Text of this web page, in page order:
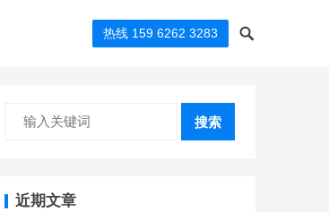
热线 159 6262 3283
搜索
近期文章